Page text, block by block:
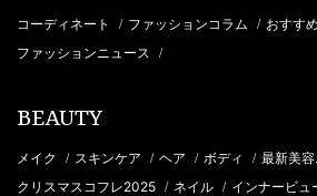
コーディネート / ファッションコラム / おすす
ファッションニュース /
BEAUTY
メイク / スキンケア / ヘア / ボディ / 最新美
クリスマスコフレ2025 / ネイル / インナービュ